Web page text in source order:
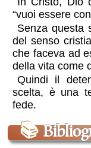
“vuoi essere
Senza questa
del senso
che faceva ad
della vita come
Quindi il
scelta, è una
fede.
📚